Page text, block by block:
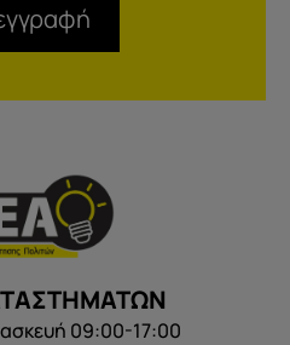
09:00-17:00